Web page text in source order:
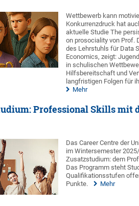
Wettbewerb kann
Konkurrenzdruck hat
aktuelle Studie The
on prosociality von Prof.
des Lehrstuhls für Data
Economics, zeigt:
in schulischen
Hilfsbereitschaft und
langfristigen Folgen für
Mehr
Professional Skills mit
Das Career Centre der
im Wintersemester
Zusatzstudium: dem
Das Programm steht
Qualifikationsstufen
Punkte.
Mehr